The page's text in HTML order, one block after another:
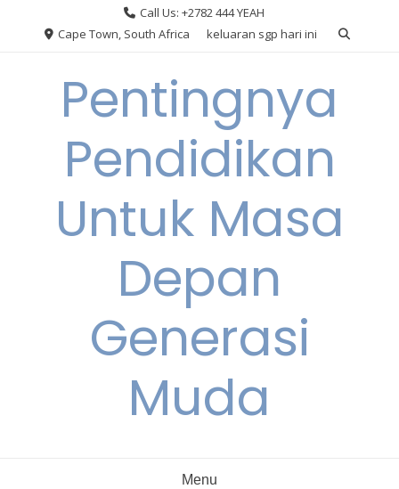
Call Us: +2782 444 YEAH
Cape Town, South Africa
keluaran sgp hari ini
Pentingnya
Pendidikan
Untuk Masa
Depan
Generasi
Muda
Menu